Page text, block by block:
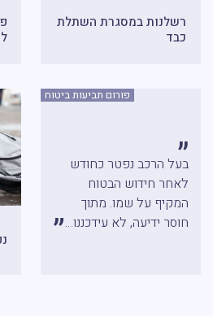
רשלנות במסגרת השתלת
כבד
בעל הרכב נפטר כחודש
לאחר חידוש הבטוח
המקיף על שמו. מתוך
חוסר ידיעה, לא עידכננו…”
פורום תביעות ביטוח